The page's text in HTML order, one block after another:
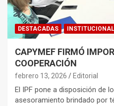
DESTACADAS
CAPYMEF FIRMÓ
COOPERACIÓN
febrero 13, 2026 Editorial
El IPF pone a disposición de
asesoramiento brindado por